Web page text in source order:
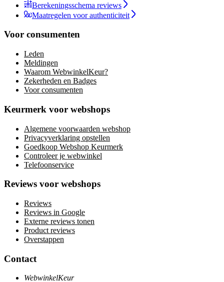
Berekeningsschema reviews
Maatregelen voor authenticiteit
Voor consumenten
Leden
Meldingen
Waarom WebwinkelKeur?
Zekerheden en Badges
Voor consumenten
Keurmerk voor webshops
Algemene voorwaarden webshop
Privacyverklaring opstellen
Goedkoop Webshop Keurmerk
Controleer je webwinkel
Telefoonservice
Reviews voor webshops
Reviews
Reviews in Google
Externe reviews tonen
Product reviews
Overstappen
Contact
WebwinkelKeur